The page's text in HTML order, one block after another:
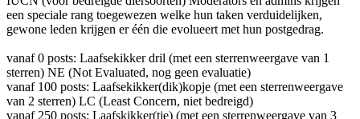
een speciale rang toegewezen welke hun taken verduidelijken,
gewone leden krijgen er één die evolueert met hun postgedrag.
vanaf 0 posts: Laafsekikker dril (met een sterrenweergave van 1
sterren) NE (Not Evaluated, nog geen evaluatie)
vanaf 100 posts: Laafsekikker(dik)kopje (met een sterrenweergave
van 2 sterren) LC (Least Concern, niet bedreigd)
vanaf 250 posts: Laafskikker(tje) (met een sterrenweergave van 3